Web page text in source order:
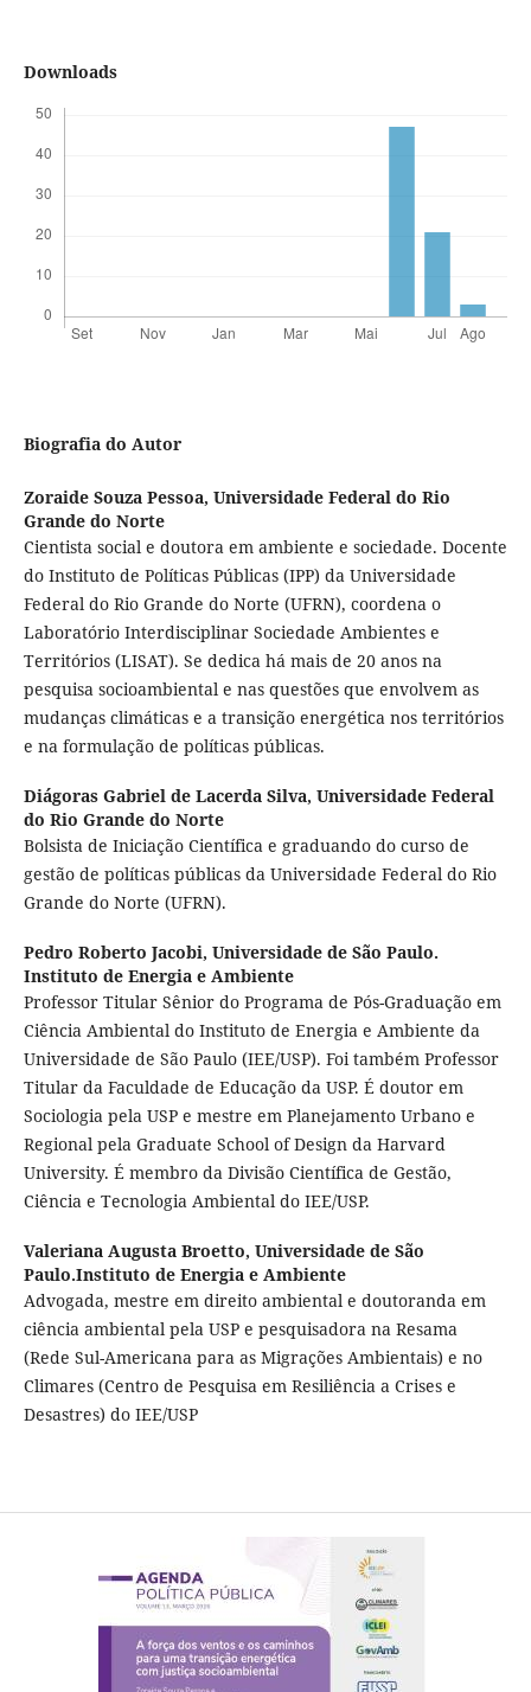
Downloads
Biografia do Autor
Zoraide Souza Pessoa, Universidade Federal do Rio
Grande do Norte
Cientista social e doutora em ambiente e sociedade. Docente
do Instituto de Políticas Públicas (IPP) da Universidade
Federal do Rio Grande do Norte (UFRN), coordena o
Laboratório Interdisciplinar Sociedade Ambientes e
Territórios (LISAT). Se dedica há mais de 20 anos na
pesquisa socioambiental e nas questões que envolvem as
mudanças climáticas e a transição energética nos territórios
e na formulação de políticas públicas.
Diágoras Gabriel de Lacerda Silva, Universidade Federal
do Rio Grande do Norte
Bolsista de Iniciação Científica e graduando do curso de
gestão de políticas públicas da Universidade Federal do Rio
Grande do Norte (UFRN).
Pedro Roberto Jacobi, Universidade de São Paulo.
Instituto de Energia e Ambiente
Professor Titular Sênior do Programa de Pós-Graduação em
Ciência Ambiental do Instituto de Energia e Ambiente da
Universidade de São Paulo (IEE/USP). Foi também Professor
Titular da Faculdade de Educação da USP. É doutor em
Sociologia pela USP e mestre em Planejamento Urbano e
Regional pela Graduate School of Design da Harvard
University. É membro da Divisão Científica de Gestão,
Ciência e Tecnologia Ambiental do IEE/USP.
Valeriana Augusta Broetto, Universidade de São
Paulo.Instituto de Energia e Ambiente
Advogada, mestre em direito ambiental e doutoranda em
ciência ambiental pela USP e pesquisadora na Resama
(Rede Sul-Americana para as Migrações Ambientais) e no
Climares (Centro de Pesquisa em Resiliência a Crises e
Desastres) do IEE/USP